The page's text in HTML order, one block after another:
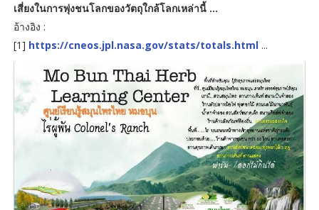
เสี่ยงในการพุ่งชนโลกของวัตถุใกล้โลกเหล่านี้ ...
อ้างอิง :
[1] https://cneos.jpl.nasa.gov/stats/totals.html...